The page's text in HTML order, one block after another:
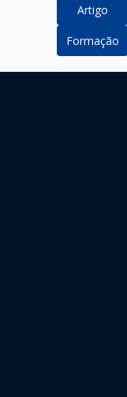
Artigo
Formação